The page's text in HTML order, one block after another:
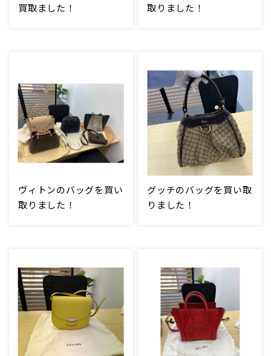
買取ました！
取りました！
ヴィトンのバッグを買い
取りました！
グッチのバッグを買い取
りました！